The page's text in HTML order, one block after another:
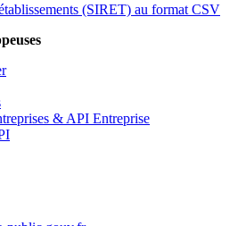
(SIRET) au format CSV
& API Entreprise